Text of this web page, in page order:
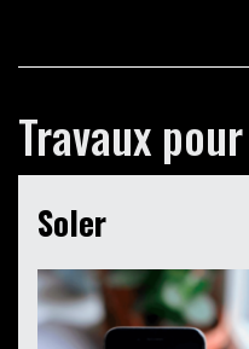
Travaux
Soler